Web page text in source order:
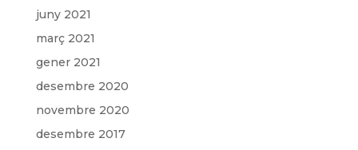
juny 2021
març 2021
gener 2021
desembre 2020
novembre 2020
desembre 2017